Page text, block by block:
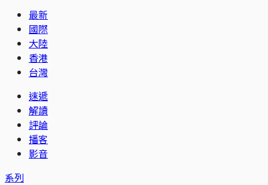
最新
國際
大陸
香港
台灣
速遞
解讀
評論
播客
影音
系列